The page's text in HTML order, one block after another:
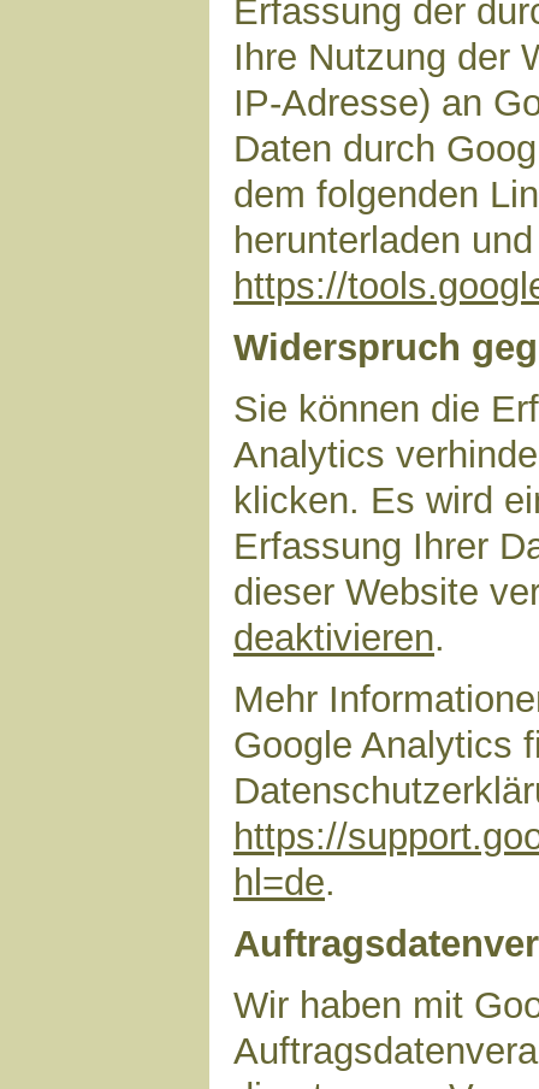
Erfassung der
Ihre Nutzung der
IP-Adresse) an
Daten durch
dem folgenden
herunterladen
https://
Widerspruch
Sie können die
Analytics
klicken. Es wird
Erfassung Ihrer
dieser Website
deaktivieren.
Mehr
Google Analytics
https://
hl=de.
Wir haben mit